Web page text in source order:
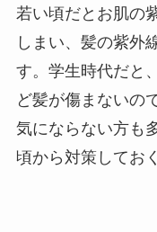
若い頃だとお肌の
しまい、髪の紫外
す。学生時代だと
ど髪が傷まないの
気にならない方も
頃から対策してお